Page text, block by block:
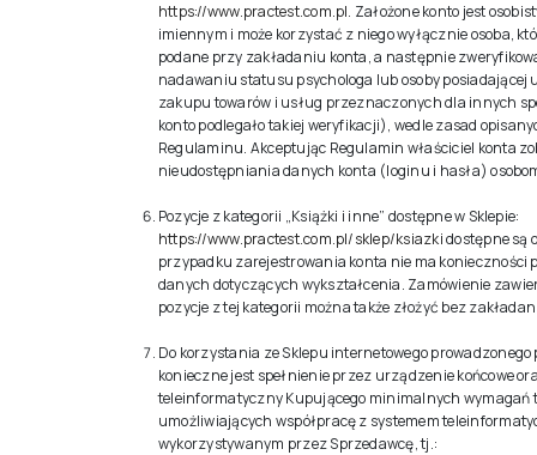
https://www.practest.com.pl. Założone konto jest
imiennym i może korzystać z niego wyłącznie osoba,
podane przy zakładaniu konta, a następnie
nadawaniu statusu psychologa lub osoby posiadającej
zakupu towarów i usług przeznaczonych dla innych
konto podlegało takiej weryfikacji), wedle zasad
Regulaminu. Akceptując Regulamin właściciel konta
nieudostępniania danych konta (loginu i hasła)
Pozycje z kategorii „Książki i inne” dostępne w Sklepie:
https://www.practest.com.pl/sklep/ksiazkidostępne są
przypadku zarejestrowania konta nie ma konieczności
danych dotyczących wykształcenia. Zamówienie
pozycje z tej kategorii można także złożyć bez
Do korzystania ze Sklepu internetowego
konieczne jest spełnienie przez urządzenie końcowe
teleinformatyczny Kupującego minimalnych
umożliwiających współpracę z systemem
wykorzystywanym przez Sprzedawcę, tj.: